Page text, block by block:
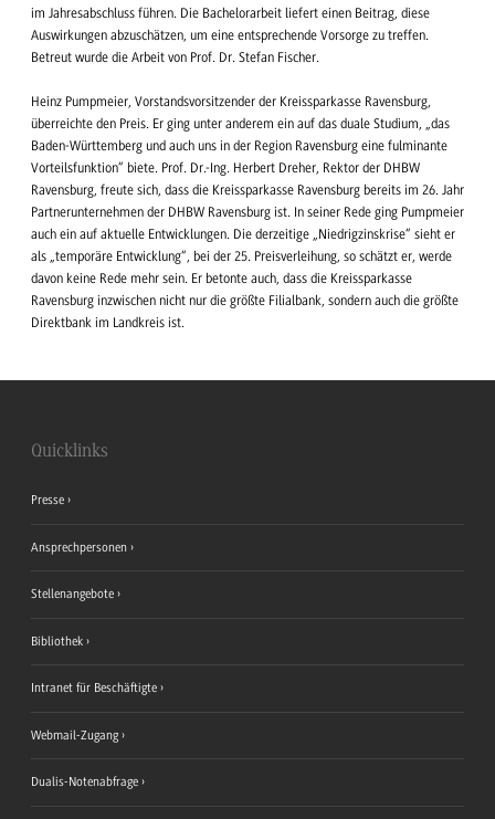
im Jahresabschluss führen. Die Bachelorarbeit liefert einen Beitrag, diese
Auswirkungen abzuschätzen, um eine entsprechende Vorsorge zu treffen.
Betreut wurde die Arbeit von Prof. Dr. Stefan Fischer.
Heinz Pumpmeier, Vorstandsvorsitzender der Kreissparkasse Ravensburg,
überreichte den Preis. Er ging unter anderem ein auf das duale Studium, „das
Baden-Württemberg und auch uns in der Region Ravensburg eine fulminante
Vorteilsfunktion“ biete. Prof. Dr.-Ing. Herbert Dreher, Rektor der DHBW
Ravensburg, freute sich, dass die Kreissparkasse Ravensburg bereits im 26. Jahr
Partnerunternehmen der DHBW Ravensburg ist. In seiner Rede ging Pumpmeier
auch ein auf aktuelle Entwicklungen. Die derzeitige „Niedrigzinskrise“ sieht er
als „temporäre Entwicklung“, bei der 25. Preisverleihung, so schätzt er, werde
davon keine Rede mehr sein. Er betonte auch, dass die Kreissparkasse
Ravensburg inzwischen nicht nur die größte Filialbank, sondern auch die größte
Direktbank im Landkreis ist.
Quicklinks
Presse
Ansprechpersonen
Stellenangebote
Bibliothek
Intranet für Beschäftigte
Webmail-Zugang
Dualis-Notenabfrage